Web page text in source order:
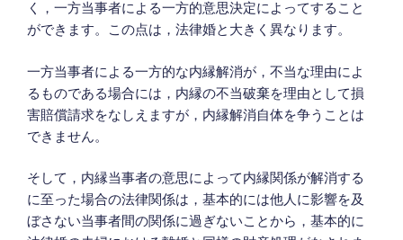
く，一方当事者による一方的意思決定によってすること
ができます。この点は，法律婚と大きく異なります。
一方当事者による一方的な内縁解消が，不当な理由によ
るものである場合には，内縁の不当破棄を理由として損
害賠償請求をなしえますが，内縁解消自体を争うことは
できません。
そして，内縁当事者の意思によって内縁関係が解消する
に至った場合の法律関係は，基本的には他人に影響を及
ぼさない当事者間の関係に過ぎないことから，基本的に